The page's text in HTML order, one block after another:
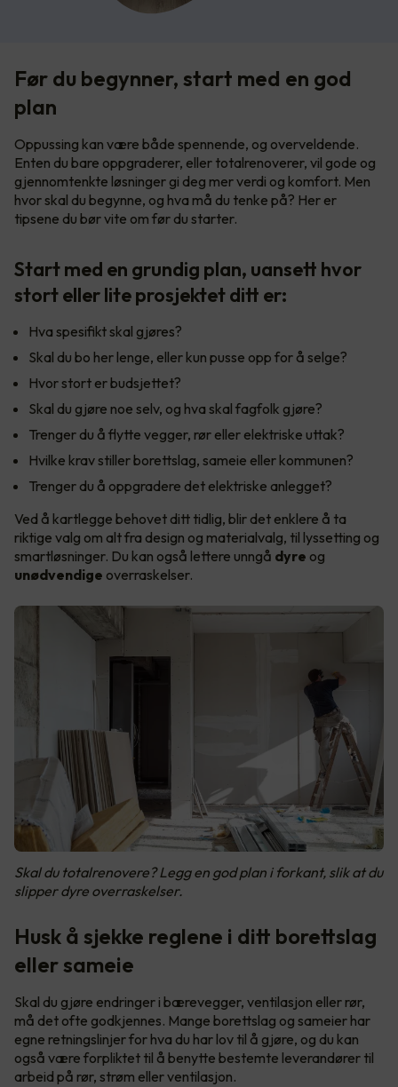
Før du begynner, start med en god
plan
Oppussing kan være både spennende, og overveldende.
Enten du bare oppgraderer, eller totalrenoverer, vil gode og
gjennomtenkte løsninger gi deg mer verdi og komfort. Men
hvor skal du begynne, og hva må du tenke på? Her er
tipsene du bør vite om før du starter.
Start med en grundig plan, uansett hvor
stort eller lite prosjektet ditt er:
Hva spesifikt skal gjøres?
Skal du bo her lenge, eller kun pusse opp for å selge?
Hvor stort er budsjettet?
Skal du gjøre noe selv, og hva skal fagfolk gjøre?
Trenger du å flytte vegger, rør eller elektriske uttak?
Hvilke krav stiller borettslag, sameie eller kommunen?
Trenger du å oppgradere det elektriske anlegget?
Ved å kartlegge behovet ditt tidlig, blir det enklere å ta
riktige valg om alt fra design og materialvalg, til lyssetting og
smartløsninger. Du kan også lettere unngå dyre og
unødvendige overraskelser.
Skal du totalrenovere? Legg en god plan i forkant, slik at du
slipper dyre overraskelser.
Husk å sjekke reglene i ditt borettslag
eller sameie
Skal du gjøre endringer i bærevegger, ventilasjon eller rør,
må det ofte godkjennes. Mange borettslag og sameier har
egne retningslinjer for hva du har lov til å gjøre, og du kan
også være forpliktet til å benytte bestemte leverandører til
arbeid på rør, strøm eller ventilasjon.